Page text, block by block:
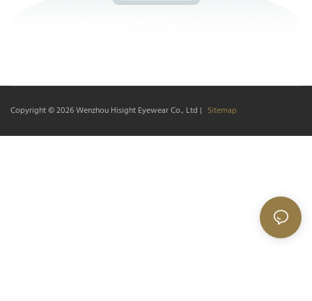
Copyright © 2026Wenzhou Hisight Eyewear Co., Ltd | Sitemap